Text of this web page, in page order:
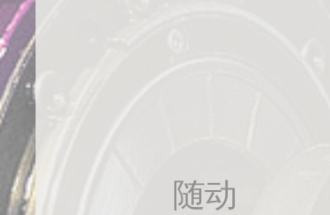
随动